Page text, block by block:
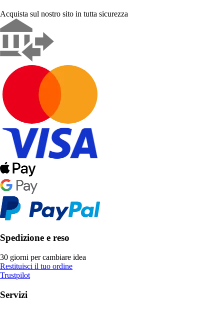
Acquista sul nostro sito in tutta sicurezza
Spedizione e reso
30 giorni per cambiare idea
Restituisci il tuo ordine
Trustpilot
Servizi